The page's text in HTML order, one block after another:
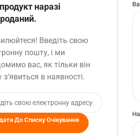
наразі
Введіть свою
пошту, і ми
вас, як тільки він
з’явиться в наявності.
До Списку Очікування